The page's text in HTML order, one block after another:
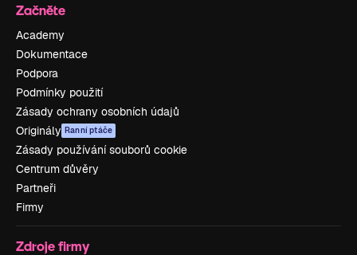
Začněte
Academy
Dokumentace
Podpora
Podmínky použití
Zásady ochrany osobních údajů
Originály Ranní ptáče
Zásady používání souborů cookie
Centrum důvěry
Partneři
Firmy
Zdroje firmy